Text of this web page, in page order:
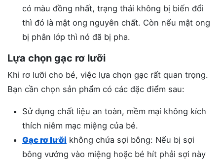
có màu đồng nhất, trạng thái không bị biến đổi
thì đó là mật ong nguyên chất. Còn nếu mật ong
bị phân lớp thì nó đã bị pha.
Lựa chọn gạc rơ lưỡi
Khi rơ lưỡi cho bé, việc lựa chọn gạc rất quan trọng.
Bạn cần chọn sản phẩm có các đặc điểm sau:
Sử dụng chất liệu an toàn, mềm mại không kích
thích niêm mạc miệng của bé.
Gạc rơ lưỡi không chứa sợi bông: Nếu bị sợi
bông vướng vào miệng hoặc bé hít phải sợi này